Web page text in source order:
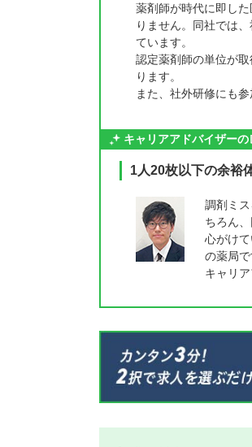
薬剤師が時代に即し
りません。同社では
ています。
認定薬剤師の単位が
ります。
また、社外研修にも
キャリアアドバイザーの
1人20枚以下の余裕
調剤ミ
ちろん
心がけ
の薬局で
キャリ